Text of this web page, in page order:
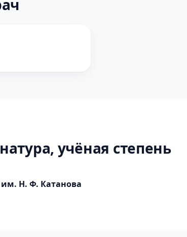
учёная степень
им. Н. Ф. Катанова